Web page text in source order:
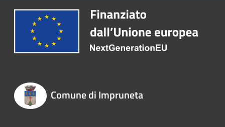
Comune di Impruneta